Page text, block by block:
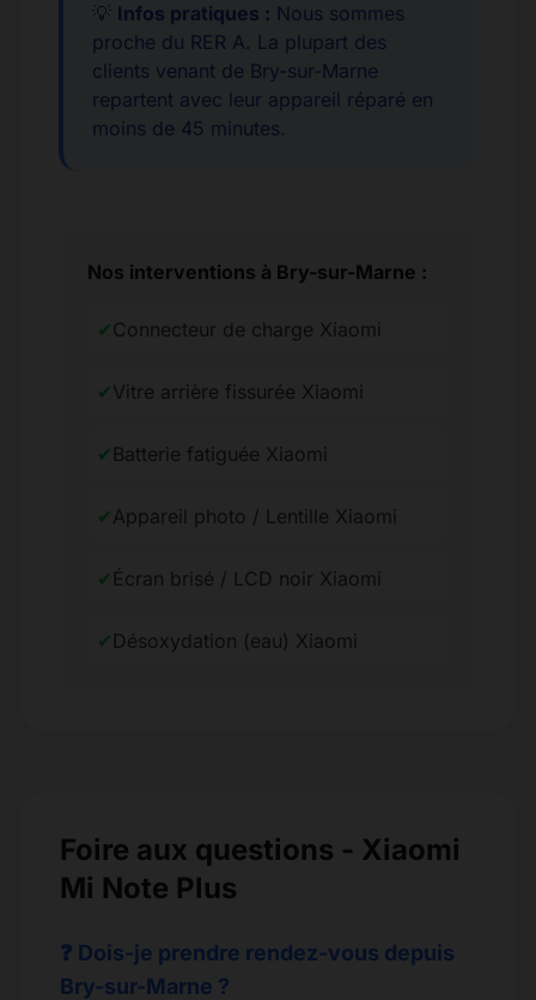
💡 Infos pratiques : Nous sommes
proche du RER A. La plupart des
clients venant de Bry-sur-Marne
repartent avec leur appareil réparé en
moins de 45 minutes.
Nos interventions à Bry-sur-Marne :
✔Connecteur de charge Xiaomi
✔Vitre arrière fissurée Xiaomi
✔ Batterie fatiguée Xiaomi
✔Appareil photo / Lentille Xiaomi
✔ Écran brisé / LCD noir Xiaomi
✔ Désoxydation (eau) Xiaomi
Foire aux questions - Xiaomi
Mi Note Plus
❓ Dois-je prendre rendez-vous depuis
Bry-sur-Marne ?